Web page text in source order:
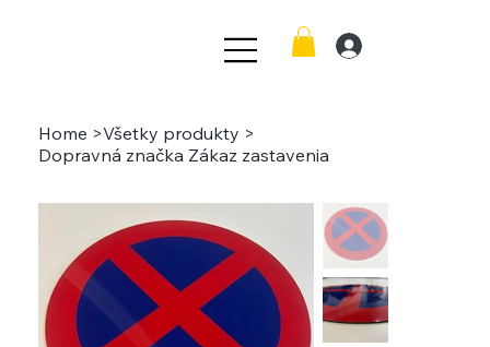
Home >Všetky produkty >
Dopravná značka Zákaz zastavenia